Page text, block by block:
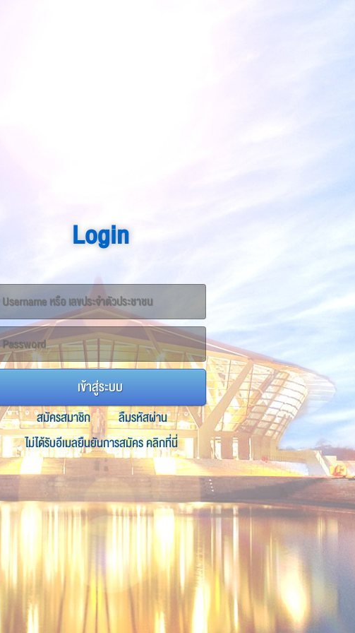
Login
เข้าสู่ระบบ
สมัครสมาชิก
ลืมรหัสผ่าน
ไม่ได้รับอีเมลยืนยันการสมัคร คลิกที่นี่